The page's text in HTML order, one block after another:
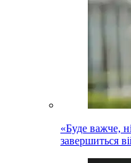
«Буде важче,
завершиться